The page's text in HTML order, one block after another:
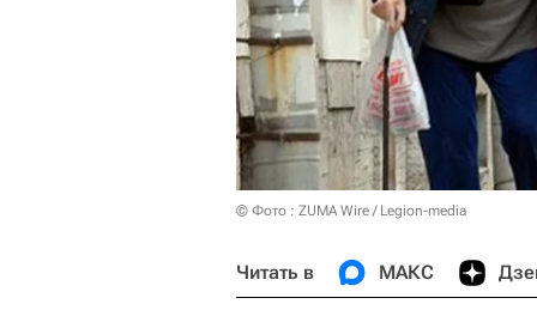
© Фото : ZUMA Wire / Legion-media
Читать в МАКС